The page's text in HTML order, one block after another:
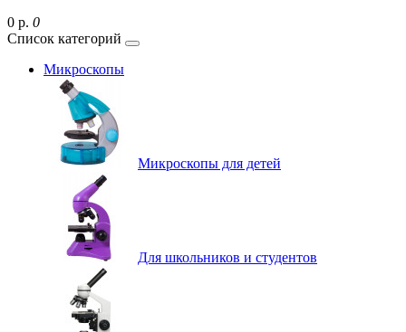
0 р. 0
Список категорий
Микроскопы
Микроскопы для детей
Для школьников и студентов